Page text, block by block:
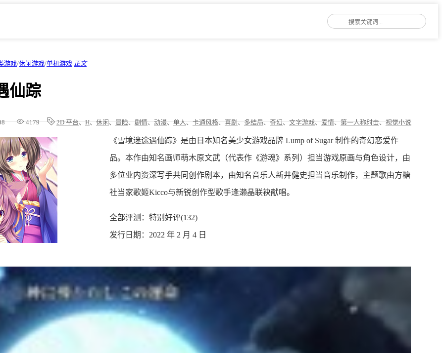
游戏/休闲游戏/单机游戏 正文
仙踪
4179 2D 平台、H、休闲、冒险、剧情、动漫、单人、卡通风格、喜剧、多结局、奇幻、文字游戏、爱情、第一人称射击、视觉小说
《雪境迷途遇仙踪》是由日本知名美少女游戏品牌 Lump of Sugar 制作的奇幻恋爱作
品。本作由知名画师萌木原文武（代表作《游魂》系列）担当游戏原画与角色设计，由
多位业内资深写手共同创作剧本，由知名音乐人新井健史担当音乐制作，主题歌由方糖
社当家歌姬Kicco与新锐创作型歌手逢濑晶联袂献唱。
全部评测：特别好评(132)
发行日期：2022 年 2 月 4 日